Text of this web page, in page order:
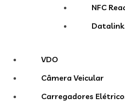
NFC
Datalink
VDO
Câmera Veicular
Carregadores